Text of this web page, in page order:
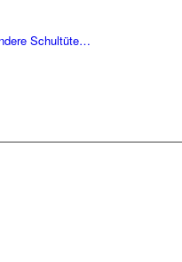
Schultüte…